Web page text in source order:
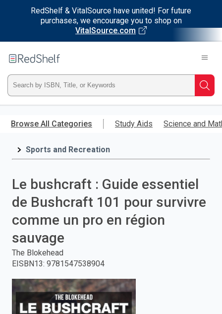
RedShelf & VitalSource have united! For future
purchases, we encourage you to shop on
VitalSource.com
main
RedShelf
Type
ISBN,
Title,
press
enter
to
search.
Browse All Categories Study Aids Science and
Sports and Recreation
Le bushcraft : Guide essentiel
de Bushcraft 101 pour survivre
comme un pro en région
sauvage
The Blokehead
EISBN13: 9781547538904